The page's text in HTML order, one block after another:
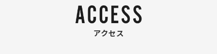
アクセス